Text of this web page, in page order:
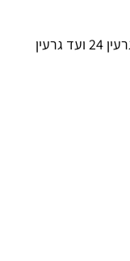
ניתן להשיג את כל גרעיני הליטוש החל מגרעין 24 ועד גרעין